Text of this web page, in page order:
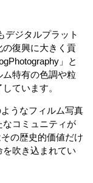
デジタルプラット
復興に大きく貢
」と
特有の色調や粒
ています。
うなフィルム写真
なコミュニティが
の歴史的価値だけ
吹き込まれてい